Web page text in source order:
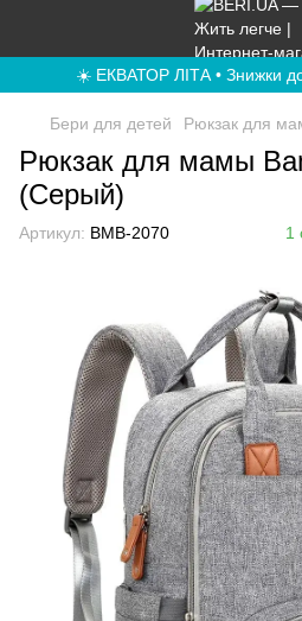
☀️ ЕКВАТОР ЛІТА • Знижки
Бери для детей Рюкзак для
Рюкзак для мамы
(Серый)
Артикул: BMB-2070 1